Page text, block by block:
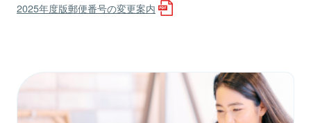
2025年度版郵便番号の変更案内